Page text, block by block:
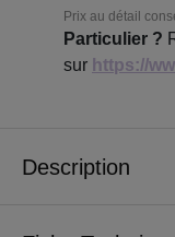
Prix au détail
Particulier ?
sur https://
Description